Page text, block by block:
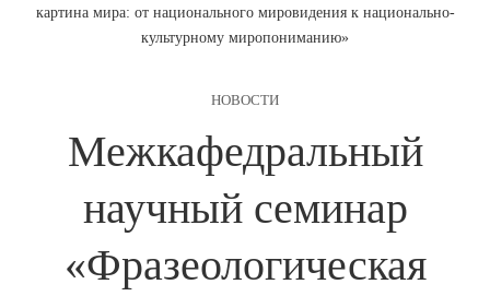
картина мира: от национального мировидения к национально-
культурному миропониманию»
НОВОСТИ
Межкафедральный
научный семинар
«Фразеологическая